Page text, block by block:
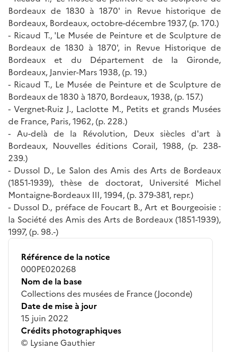
Bordeaux de 1830 à 1870' in Revue historique de
Bordeaux, Bordeaux, octobre-décembre 1937, (p. 170.)
- Ricaud T., 'Le Musée de Peinture et de Sculpture de
Bordeaux de 1830 à 1870', in Revue Historique de
Bordeaux et du Département de la Gironde,
Bordeaux, Janvier-Mars 1938, (p. 19.)
- Ricaud T., Le Musée de Peinture et de Sculpture de
Bordeaux de 1830 à 1870, Bordeaux, 1938, (p. 157.)
- Vergnet-Ruiz J., Laclotte M., Petits et grands Musées
de France, Paris, 1962, (p. 228.)
- Au-delà de la Révolution, Deux siècles d'art à
Bordeaux, Nouvelles éditions Corail, 1988, (p. 238-
239.)
- Dussol D., Le Salon des Amis des Arts de Bordeaux
(1851-1939), thèse de doctorat, Université Michel
Montaigne-Bordeaux III, 1994, (p. 379-381, repr.)
- Dussol D., préface de Foucart B., Art et Bourgeoisie :
la Société des Amis des Arts de Bordeaux (1851-1939),
1997, (p. 98.-)
Référence de la notice
000PE020268
Nom de la base
Collections des musées de France (Joconde)
Date de mise à jour
15 juin 2022
Crédits photographiques
© Lysiane Gauthier